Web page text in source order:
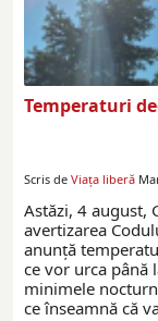
Temperaturi
Scris de Viaţa liberă
Astăzi, 4 august,
avertizarea
anunță
ce vor urca până
minimele
ce înseamnă că